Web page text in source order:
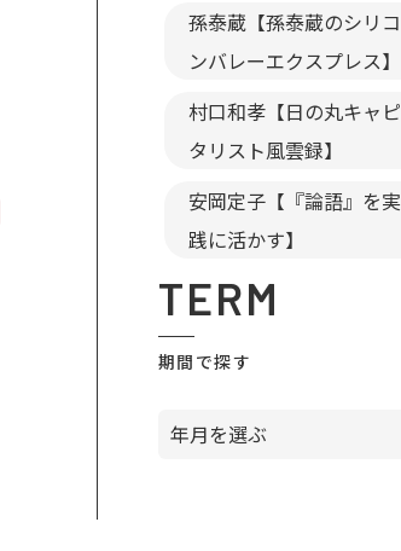
孫泰蔵【孫泰蔵のシリコ
ンバレーエクスプレス】
村口和孝【日の丸キャピ
タリスト風雲録】
安岡定子【『論語』を実
践に活かす】
TERM
期間で探す
年月を選ぶ